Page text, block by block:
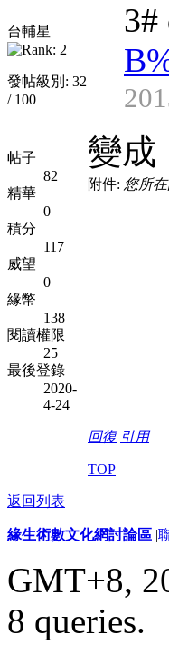
台輔星
發帖級別: 32
/ 100
帖子
82
精華
0
積分
117
威望
0
緣幣
138
閱讀權限
25
最後登錄
2020-
4-24
3#
變成
附件: 您所
回復 引用
TOP
返回列表
緣生術數文化網討論區 |
GMT+8,
8 queries.